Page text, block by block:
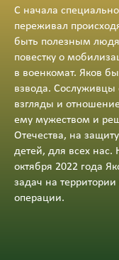
С начала
переживал
быть полезным
повестку о
в военкомат. Яков
взвода. Сослуживцы
взгляды и
ему мужеством и
Отечества, на
детей, для всех
октября 2022 года
задач на
операции.